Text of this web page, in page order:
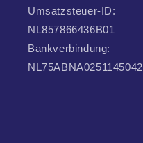
Umsatzsteuer-ID:
NL857866436B01
Bankverbindung:
NL75ABNA0251145042